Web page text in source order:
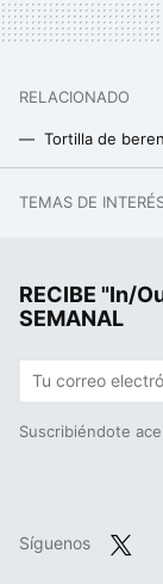
RELACIONADO
Tortilla de
TEMAS DE
RECIBE "In/
SEMANAL
Suscribiéndote
Síguenos